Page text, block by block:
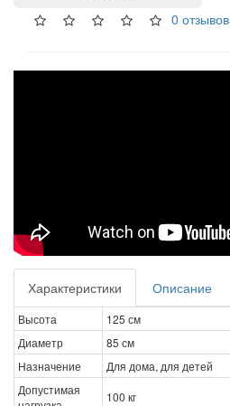
0 отзывов
Характеристики Описание
Высота
125 см
Диаметр
85 см
Назначение
Для дома, для детей
Допустимая
100 кг